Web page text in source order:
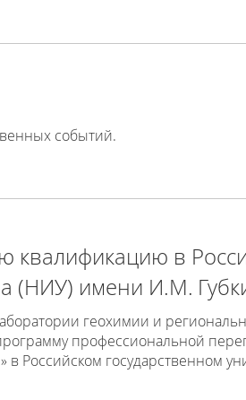
событий.
квалификацию в
(НИУ) имени И.М.
геохимии и
профессиональной
в Российском государственном